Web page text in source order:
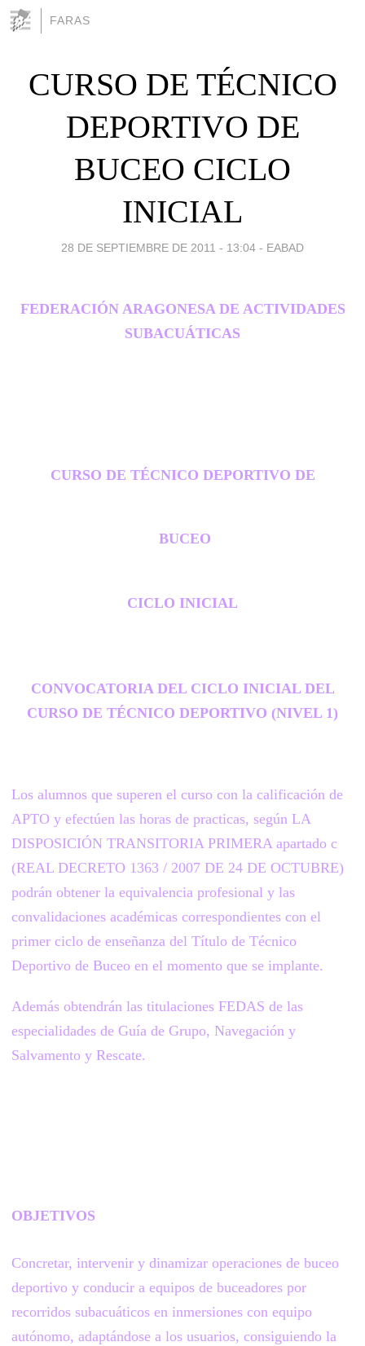
FARAS
CURSO DE TÉCNICO
DEPORTIVO DE
BUCEO CICLO
INICIAL
28 DE SEPTIEMBRE DE 2011 - 13:04 - EABAD
FEDERACIÓN ARAGONESA DE ACTIVIDADES
SUBACUÁTICAS
CURSO DE TÉCNICO DEPORTIVO DE
BUCEO
CICLO INICIAL
CONVOCATORIA DEL CICLO INICIAL DEL
CURSO DE TÉCNICO DEPORTIVO (NIVEL 1)
Los alumnos que superen el curso con la calificación de
APTO y efectúen las horas de practicas, según LA
DISPOSICIÓN TRANSITORIA PRIMERA apartado c
(REAL DECRETO 1363 / 2007 DE 24 DE OCTUBRE)
podrán obtener la equivalencia profesional y las
convalidaciones académicas correspondientes con el
primer ciclo de enseñanza del Título de Técnico
Deportivo de Buceo en el momento que se implante.
Además obtendrán las titulaciones FEDAS de las
especialidades de Guía de Grupo, Navegación y
Salvamento y Rescate.
OBJETIVOS
Concretar, intervenir y dinamizar operaciones de buceo
deportivo y conducir a equipos de buceadores por
recorridos subacuáticos en inmersiones con equipo
autónomo, adaptándose a los usuarios, consiguiendo la